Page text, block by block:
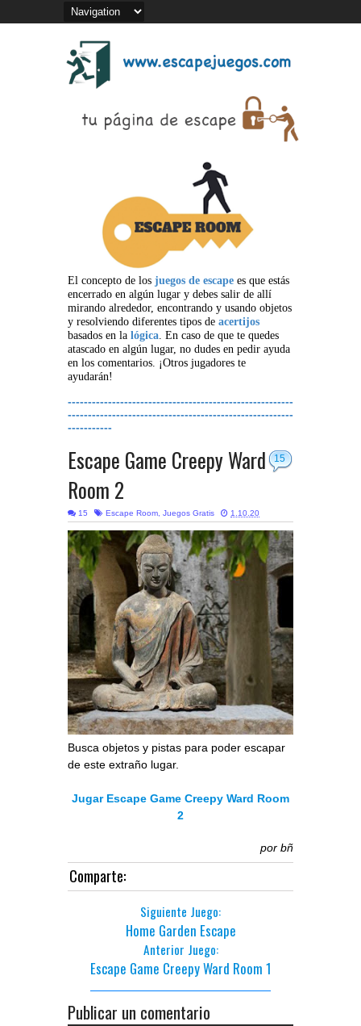
El concepto de los juegos de escape es que estás
encerrado en algún lugar y debes salir de allí
mirando alrededor, encontrando y usando objetos
y resolviendo diferentes tipos de acertijos
basados en la lógica. En caso de que te quedes
atascado en algún lugar, no dudes en pedir ayuda
en los comentarios. ¡Otros jugadores te
ayudarán!
--------------------------------------------------------
--------------------------------------------------------
-----------
15
Escape Game Creepy Ward
Room 2
15 Escape Room, Juegos Gratis 1.10.20
Busca objetos y pistas para poder escapar
de este extraño lugar.
Jugar Escape Game Creepy Ward Room
2
por bñ
Comparte:
Siguiente Juego:
Home Garden Escape
Anterior Juego:
Escape Game Creepy Ward Room 1
Publicar un comentario